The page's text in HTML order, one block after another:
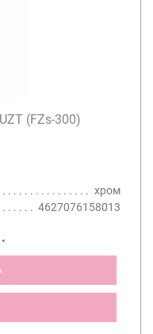
(FZs-300)
хром
4627076158013